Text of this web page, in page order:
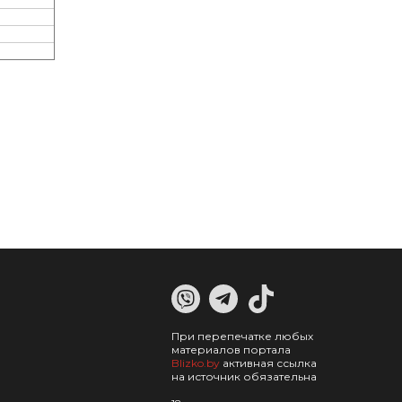
При перепечатке любых
материалов портала
Blizko.by активная ссылка
на источник обязательна